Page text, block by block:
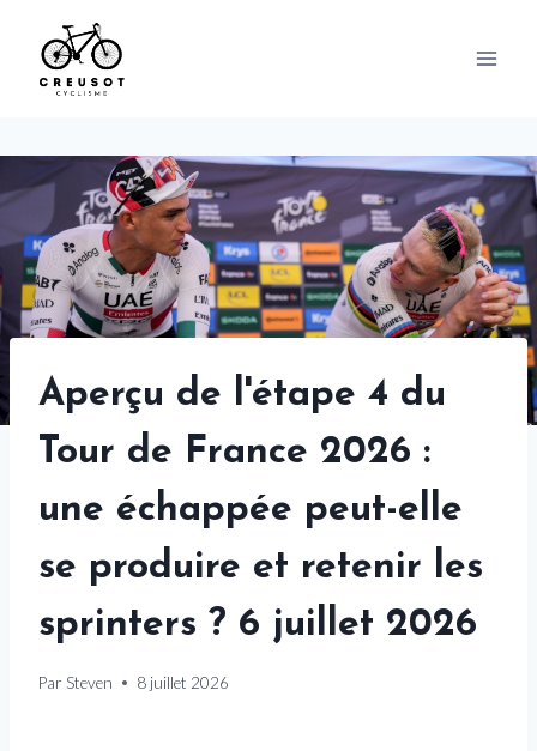
content
Aperçu de l'étape 4 du
Tour de France 2026 :
une échappée peut-elle
se produire et retenir les
sprinters ? 6 juillet 2026
Par Steven 8 juillet 2026